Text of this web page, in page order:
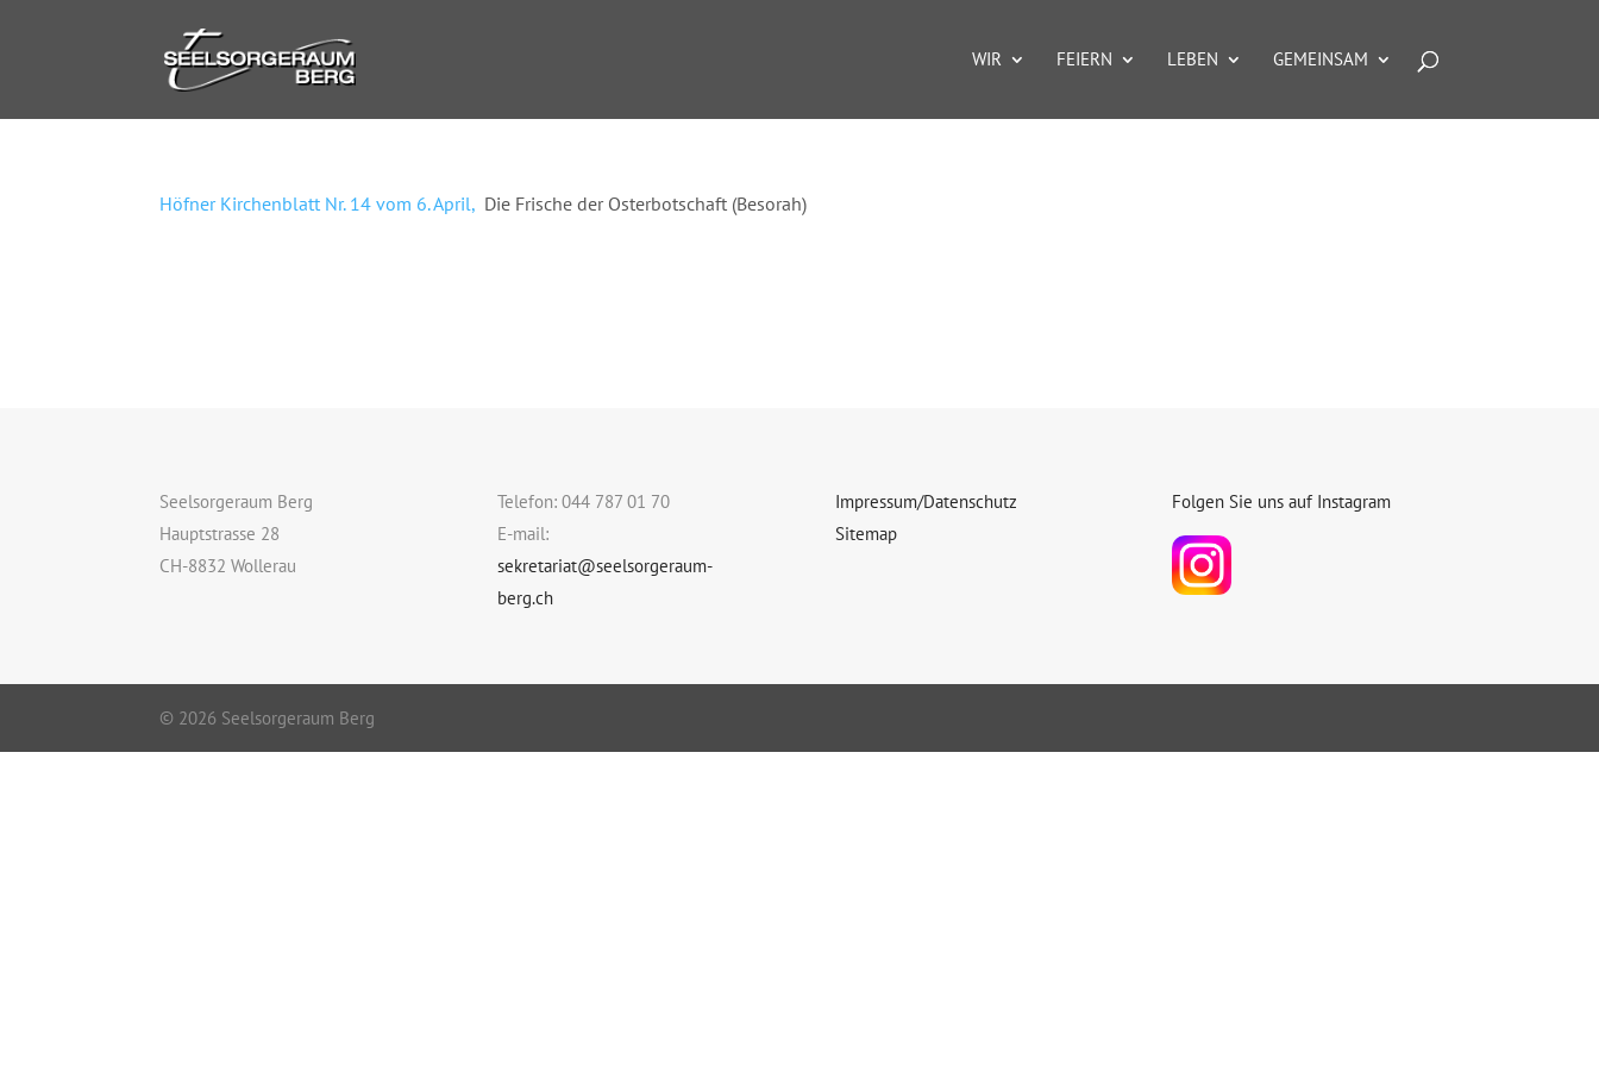
WIR FEIERN LEBEN GEMEINSAM
Höfner Kirchenblatt Nr. 14 vom 6. April, Die Frische der Osterbotschaft (Besorah)
Seelsorgeraum Berg
Hauptstrasse 28
CH-8832 Wollerau
Telefon: 044 787 01 70
E-mail:
sekretariat@seelsorgeraum-
berg.ch
Impressum/Datenschutz
Sitemap
Folgen Sie uns auf Instagram
© 2026 Seelsorgeraum Berg